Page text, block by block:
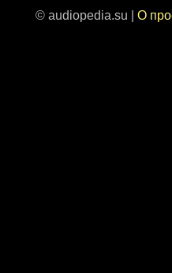
© audiopedia.su | О